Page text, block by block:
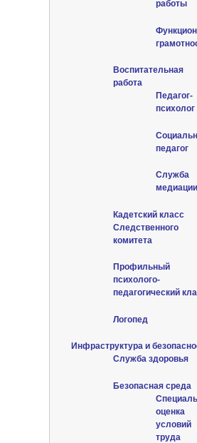
работы
Воспитательная
работа
Педагог-
психолог
педагог
Служба
медиации
Кадетский класс
Следственного
комитета
Профильный
психолого-
педагогический
Логопед
Инфраструктура и
Служба здоровья
Безопасная среда
оценка
условий
труда